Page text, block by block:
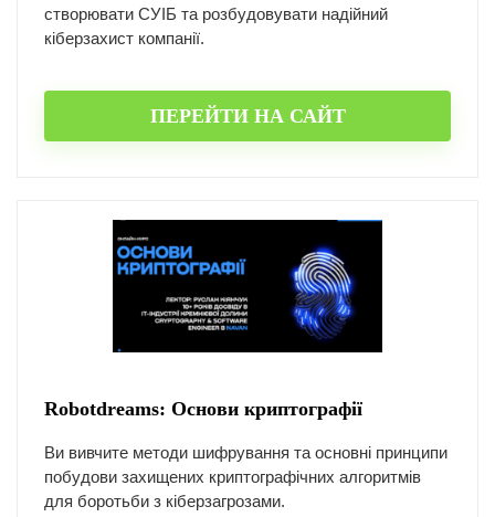
створювати СУІБ та розбудовувати надійний
кіберзахист компанії.
ПЕРЕЙТИ НА САЙТ
Robotdreams: Основи криптографії
Ви вивчите методи шифрування та основні принципи
побудови захищених криптографічних алгоритмів
для боротьби з кіберзагрозами.